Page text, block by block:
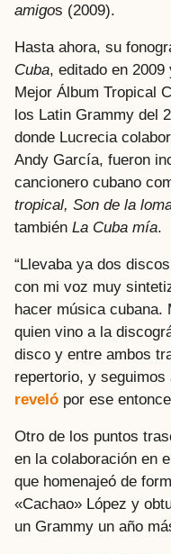
amigos (2009).
Hasta ahora, su
Cuba, editado en
Mejor Álbum Tropical
los Latin Grammy del
donde Lucrecia
Andy García, fueron
cancionero cubano
tropical, Son de la
también La Cuba mía.
“Llevaba ya dos
con mi voz muy
hacer música cubana.
quien vino a la
disco y entre ambos
repertorio, y seguimos
reveló por ese
Otro de los puntos
en la colaboración en
que homenajeó de
«Cachao» López y
un Grammy un año